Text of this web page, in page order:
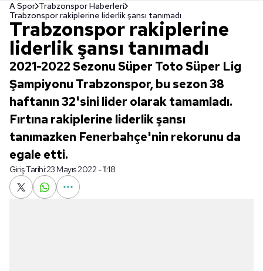
A Spor Trabzonspor Haberleri
Trabzonspor rakiplerine liderlik şansı tanımadı
Trabzonspor rakiplerine
liderlik şansı tanımadı
2021-2022 Sezonu Süper Toto Süper Lig
Şampiyonu Trabzonspor, bu sezon 38
haftanın 32'sini lider olarak tamamladı.
Fırtına rakiplerine liderlik şansı
tanımazken Fenerbahçe'nin rekorunu da
egale etti.
Giriş Tarihi:23 Mayıs 2022 - 11:18